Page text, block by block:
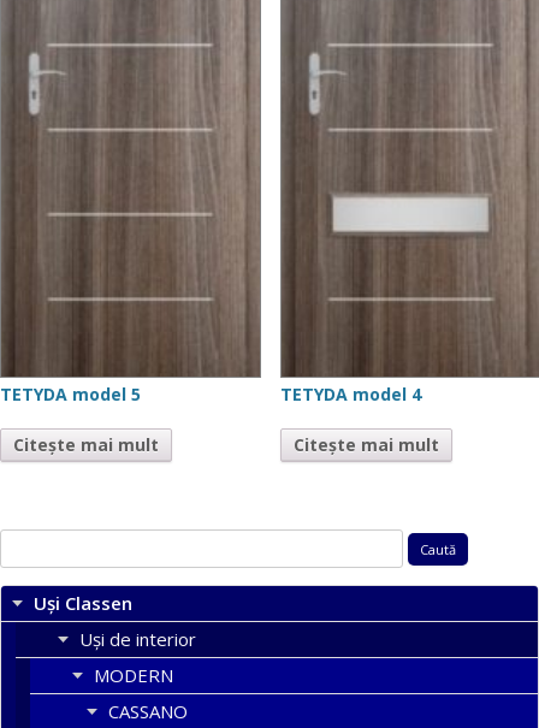
TETYDA model 5
Citește mai mult
TETYDA model 4
Citește mai mult
după:
Uși Classen
Uși de interior
MODERN
CASSANO